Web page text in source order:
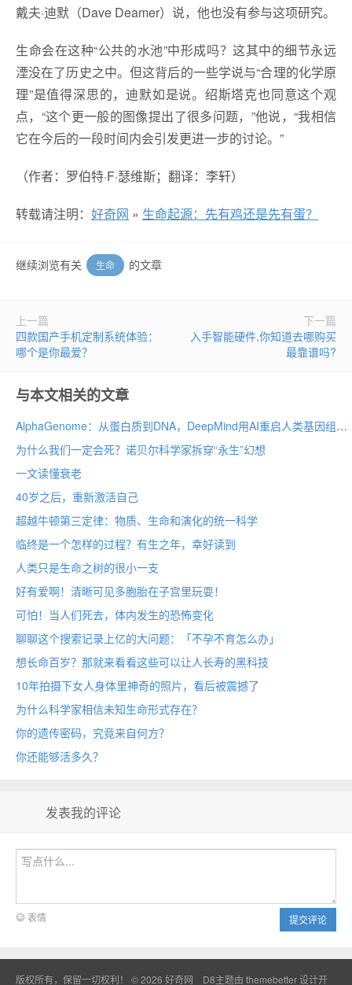
戴夫·迪默（Dave Deamer）说，他也没有参与这项研究。
生命会在这种“公共的水池”中形成吗？这其中的细节永远
湮没在了历史之中。但这背后的一些学说与“合理的化学原
理”是值得深思的，迪默如是说。绍斯塔克也同意这个观
点，“这个更一般的图像提出了很多问题，”他说，“我相信
它在今后的一段时间内会引发更进一步的讨论。”
（作者：罗伯特·F·瑟维斯；翻译：李轩）
转载请注明： 好奇网 » 生命起源：先有鸡还是先有蛋？
继续浏览有关 生命 的文章
上一篇
四款国产手机定制系统体验：
哪个是你最爱？
下一篇
入手智能硬件,你知道去哪购买
最靠谱吗?
与本文相关的文章
AlphaGenome：从蛋白质到DNA，DeepMind用AI重启人类基因组计划
为什么我们一定会死？诺贝尔科学家拆穿“永生”幻想
一文读懂衰老
40岁之后，重新激活自己
超越牛顿第三定律：物质、生命和演化的统一科学
临终是一个怎样的过程？有生之年，幸好读到
人类只是生命之树的很小一支
好有爱啊！清晰可见多胞胎在子宫里玩耍！
可怕！当人们死去，体内发生的恐怖变化
聊聊这个搜索记录上亿的大问题：「不孕不育怎么办」
想长命百岁？那就来看看这些可以让人长寿的黑科技
10年拍摄下女人身体里神奇的照片，看后被震撼了
为什么科学家相信未知生命形式存在？
你的遗传密码，究竟来自何方？
你还能够活多久？
发表我的评论
提交评论
表情
版权所有，保留一切权利！ © 2026 好奇网 D8主题由 themebetter设计开